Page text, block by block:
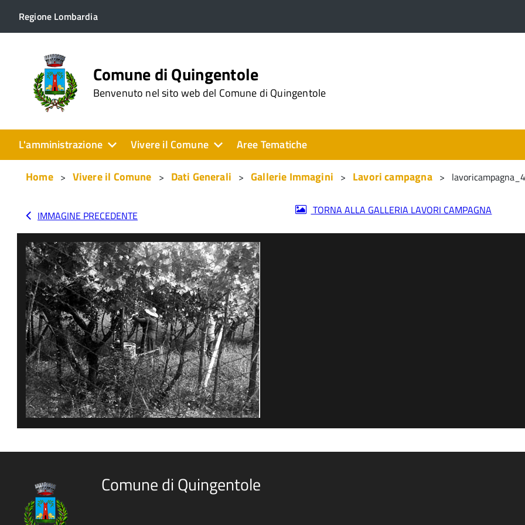
Regione Lombardia
Comune di Quingentole
Benvenuto nel sito web del Comune di Quingentole
L'amministrazione Vivere il Comune Aree Tematiche
Home Vivere il Comune Dati Generali Gallerie Immagini Lavori campagna
IMMAGINE PRECEDENTE TORNA ALLA GALLERIA LAVORI CAMPAGNA
Comune di Quingentole